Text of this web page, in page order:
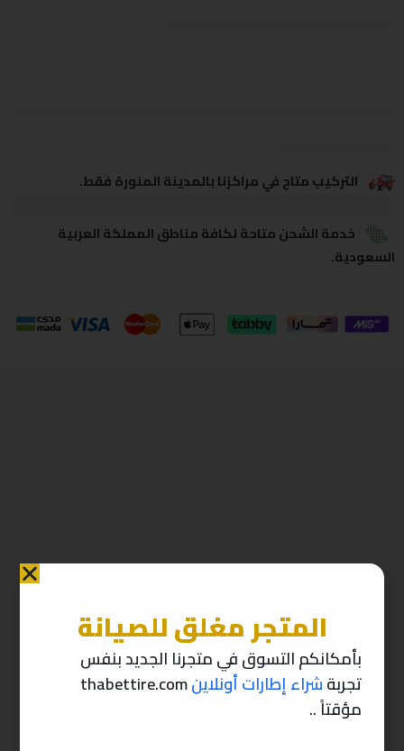
التركيب متاح في مراكزنا بالمدينة المنورة فقط.
خدمة الشحن متاحة لكافة مناطق المملكة العربية
السعودية.
منتجات ذات صله
-10%
المتجر مغلق للصيانة
بأمكانكم التسوق في متجرنا الجديد بنفس
تجربةشراء إطارات أونلاينthabettire.com
مؤقتاً ..